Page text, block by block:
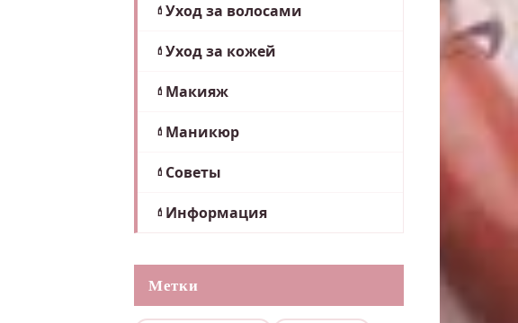
Уход за волосами
Уход за кожей
Макияж
Маникюр
Советы
Информация
Метки